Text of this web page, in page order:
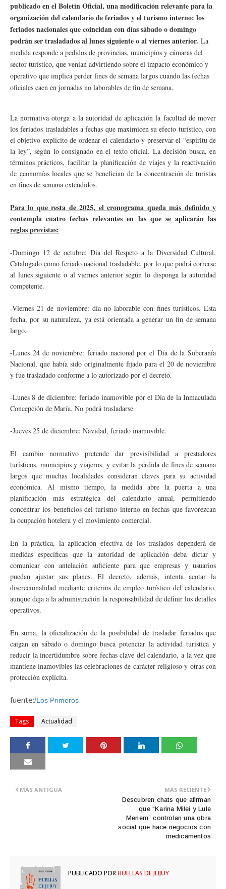
publicado en el Boletín Oficial, una modificación relevante para la
organización del calendario de feriados y el turismo interno: los
feriados nacionales que coincidan con días sábado o domingo
podrán ser trasladados al lunes siguiente o al viernes anterior. La
medida responde a pedidos de provincias, municipios y cámaras del
sector turístico, que venían advirtiendo sobre el impacto económico y
operativo que implica perder fines de semana largos cuando las fechas
oficiales caen en jornadas no laborables de fin de semana.
La normativa otorga a la autoridad de aplicación la facultad de mover
los feriados trasladables a fechas que maximicen su efecto turístico, con
el objetivo explícito de ordenar el calendario y preservar el “espíritu de
la ley”, según lo consignado en el texto oficial. La decisión busca, en
términos prácticos, facilitar la planificación de viajes y la reactivación
de economías locales que se benefician de la concentración de turistas
en fines de semana extendidos.
Para lo que resta de 2025, el cronograma queda más definido y
contempla cuatro fechas relevantes en las que se aplicarán las
reglas previstas:
-Domingo 12 de octubre: Día del Respeto a la Diversidad Cultural.
Catalogado como feriado nacional trasladable, por lo que podrá correrse
al lunes siguiente o al viernes anterior según lo disponga la autoridad
competente.
-Viernes 21 de noviembre: día no laborable con fines turísticos. Esta
fecha, por su naturaleza, ya está orientada a generar un fin de semana
largo.
-Lunes 24 de noviembre: feriado nacional por el Día de la Soberanía
Nacional, que había sido originalmente fijado para el 20 de noviembre
y fue trasladado conforme a lo autorizado por el decreto.
-Lunes 8 de diciembre: feriado inamovible por el Día de la Inmaculada
Concepción de María. No podrá trasladarse.
-Jueves 25 de diciembre: Navidad, feriado inamovible.
El cambio normativo pretende dar previsibilidad a prestadores
turísticos, municipios y viajeros, y evitar la pérdida de fines de semana
largos que muchas localidades consideran claves para su actividad
económica. Al mismo tiempo, la medida abre la puerta a una
planificación más estratégica del calendario anual, permitiendo
concentrar los beneficios del turismo interno en fechas que favorezcan
la ocupación hotelera y el movimiento comercial.
En la práctica, la aplicación efectiva de los traslados dependerá de
medidas específicas que la autoridad de aplicación deba dictar y
comunicar con antelación suficiente para que empresas y usuarios
puedan ajustar sus planes. El decreto, además, intenta acotar la
discrecionalidad mediante criterios de empleo turístico del calendario,
aunque deja a la administración la responsabilidad de definir los detalles
operativos.
En suma, la oficialización de la posibilidad de trasladar feriados que
caigan en sábado o domingo busca potenciar la actividad turística y
reducir la incertidumbre sobre fechas clave del calendario, a la vez que
mantiene inamovibles las celebraciones de carácter religioso y otras con
protección explícita.
fuente:/Los Primeros
Tags Actualidad
MÁS RECIENTE
Descubren chats que afirman
que “Karina Milei y Lule
Menem” controlan una obra
social que hace negocios con
medicamentos
MÁS ANTIGUA
PUBLICADO PORHUELLAS DE JUJUY